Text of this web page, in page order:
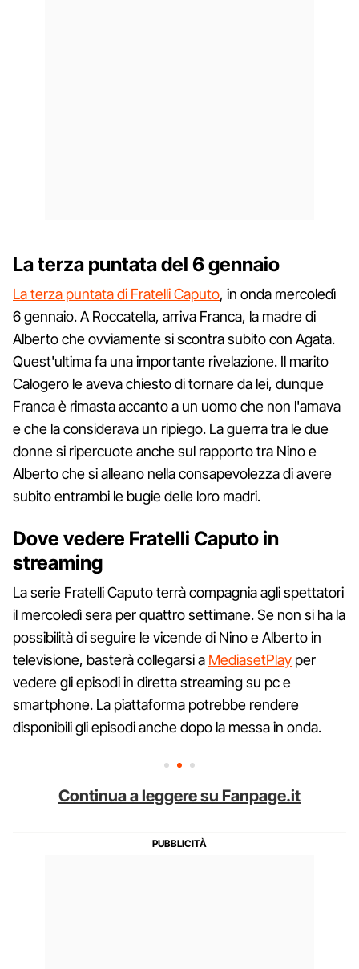
La terza puntata del 6 gennaio
La terza puntata di Fratelli Caputo, in onda mercoledì
6 gennaio. A Roccatella, arriva Franca, la madre di
Alberto che ovviamente si scontra subito con Agata.
Quest'ultima fa una importante rivelazione. Il marito
Calogero le aveva chiesto di tornare da lei, dunque
Franca è rimasta accanto a un uomo che non l'amava
e che la considerava un ripiego. La guerra tra le due
donne si ripercuote anche sul rapporto tra Nino e
Alberto che si alleano nella consapevolezza di avere
subito entrambi le bugie delle loro madri.
Dove vedere Fratelli Caputo in
streaming
La serie Fratelli Caputo terrà compagnia agli spettatori
il mercoledì sera per quattro settimane. Se non si ha la
possibilità di seguire le vicende di Nino e Alberto in
televisione, basterà collegarsi a MediasetPlay per
vedere gli episodi in diretta streaming su pc e
smartphone. La piattaforma potrebbe rendere
disponibili gli episodi anche dopo la messa in onda.
Continua a leggere su Fanpage.it